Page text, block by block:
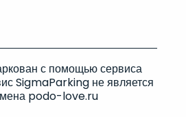
с помощью сервиса
SigmaParking не является
podo-love.ru